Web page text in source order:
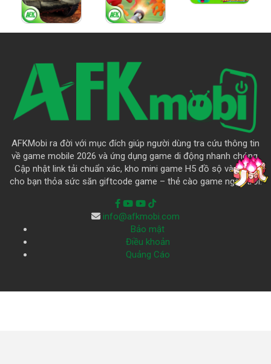
AFKMobi ra đời với mục đích giúp người dùng tra cứu thông tin
về game mobile 2026 và ứng dụng game di động nhanh chóng.
Cập nhật link tải chuẩn xác, kho mini game H5 đồ sộ và là nơi
cho bạn thỏa sức săn giftcode game – thẻ cào game ngập trời.
info@afkmobi.com
Bảo mật
Điều khoản
Quảng Cáo